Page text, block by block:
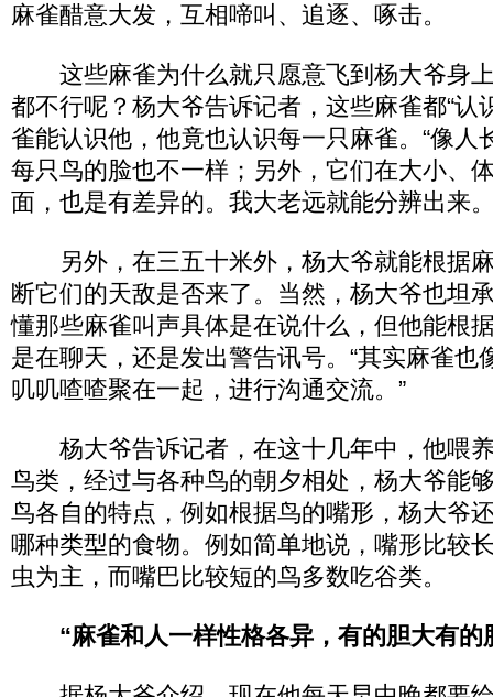
麻雀醋意大发，互相啼叫、追逐、啄击。
这些麻雀为什么就只愿意飞到杨大爷身
都不行呢？杨大爷告诉记者，这些麻雀都“认
雀能认识他，他竟也认识每一只麻雀。“像人
每只鸟的脸也不一样；另外，它们在大小、
面，也是有差异的。我大老远就能分辨出来
另外，在三五十米外，杨大爷就能根据
断它们的天敌是否来了。当然，杨大爷也坦
懂那些麻雀叫声具体是在说什么，但他能根
是在聊天，还是发出警告讯号。“其实麻雀也
叽叽喳喳聚在一起，进行沟通交流。”
杨大爷告诉记者，在这十几年中，他喂
鸟类，经过与各种鸟的朝夕相处，杨大爷能
鸟各自的特点，例如根据鸟的嘴形，杨大爷
哪种类型的食物。例如简单地说，嘴形比较
虫为主，而嘴巴比较短的鸟多数吃谷类。
“麻雀和人一样性格各异，有的胆大有的